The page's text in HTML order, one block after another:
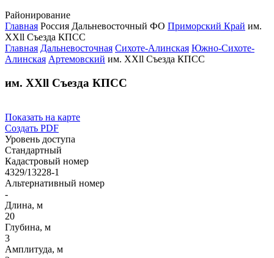
Районирование
Главная Россия Дальневосточный ФО Приморский Край им.
ХХll Съезда КПСС
Главная Дальневосточная Сихоте-Алинская Южно-Сихоте-
Алинская Артемовский им. ХХll Съезда КПСС
им. ХХll Съезда КПСС
Показать на карте
Создать PDF
Уровень доступа
Стандартный
Кадастровый номер
4329/13228-1
Альтернативный номер
-
Длина, м
20
Глубина, м
3
Амплитуда, м